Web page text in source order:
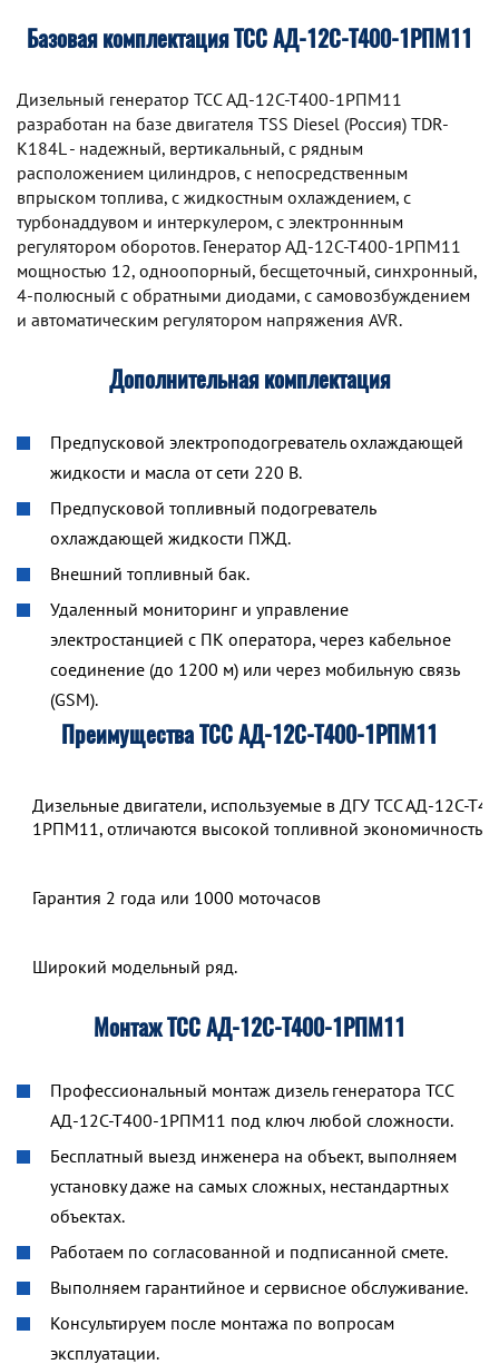
Базовая комплектация ТСС АД-12С-Т400-1РПМ11
Дизельный генератор TCC АД-12С-Т400-1РПМ11
разработан на базе двигателя TSS Diesel (Россия) TDR-
K184L - надежный, вертикальный, с рядным
расположением цилиндров, с непосредственным
впрыском топлива, с жидкостным охлаждением, с
турбонаддувом и интеркулером, с электроннным
регулятором оборотов. Генератор АД-12С-Т400-1РПМ11
мощностью 12, одноопорный, бесщеточный, синхронный,
4-полюсный с обратными диодами, с самовозбуждением
и автоматическим регулятором напряжения AVR.
Дополнительная комплектация
Предпусковой электроподогреватель охлаждающей
жидкости и масла от сети 220 В.
Предпусковой топливный подогреватель
охлаждающей жидкости ПЖД.
Внешний топливный бак.
Удаленный мониторинг и управление
электростанцией с ПК оператора, через кабельное
соединение (до 1200 м) или через мобильную связь
(GSM).
Преимущества ТСС АД-12С-Т400-1РПМ11
Дизельные двигатели, используемые в ДГУ ТСС АД-12С-
1РПМ11, отличаются высокой топливной экономичностью.
Гарантия 2 года или 1000 моточасов
Широкий модельный ряд.
Монтаж ТСС АД-12С-Т400-1РПМ11
Профессиональный монтаж дизель генератора ТСС
АД-12С-Т400-1РПМ11 под ключ любой сложности.
Бесплатный выезд инженера на объект, выполняем
установку даже на самых сложных, нестандартных
объектах.
Работаем по согласованной и подписанной смете.
Выполняем гарантийное и сервисное обслуживание.
Консультируем после монтажа по вопросам
эксплуатации.